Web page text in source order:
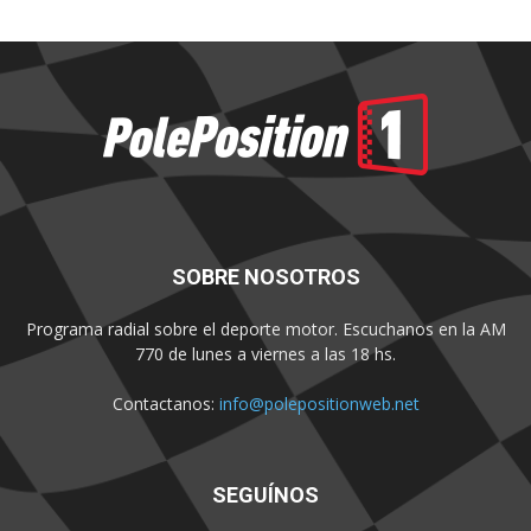
SOBRE NOSOTROS
Programa radial sobre el deporte motor. Escuchanos en la AM
770 de lunes a viernes a las 18 hs.
Contactanos: info@polepositionweb.net
SEGUÍNOS